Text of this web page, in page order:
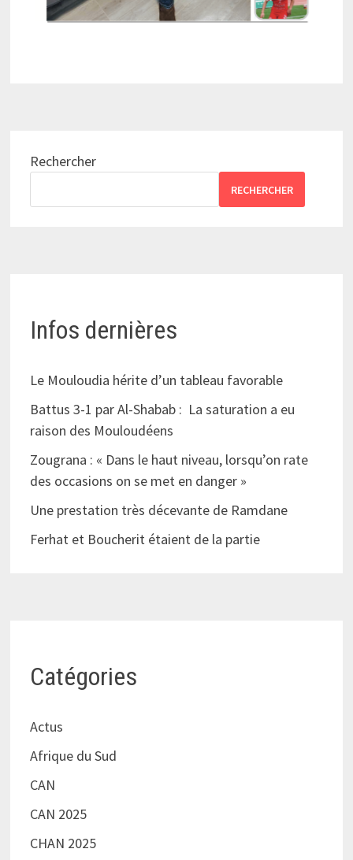
Rechercher
RECHERCHER
Infos dernières
Le Mouloudia hérite d’un tableau favorable
Battus 3-1 par Al-Shabab : La saturation a eu
raison des Mouloudéens
Zougrana : « Dans le haut niveau, lorsqu’on rate
des occasions on se met en danger »
Une prestation très décevante de Ramdane
Ferhat et Boucherit étaient de la partie
Catégories
Actus
Afrique du Sud
CAN
CAN 2025
CHAN 2025